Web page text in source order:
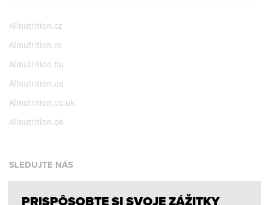
Allnutrition.cz
Allnutrition.ro
Allnutrition.hu
Allnutrition.ua
Allnutrition.co.uk
Allnutrition.de
SLEDUJTE NÁS
PRISPÔSOBTE SI SVOJE ZÁŽITKY